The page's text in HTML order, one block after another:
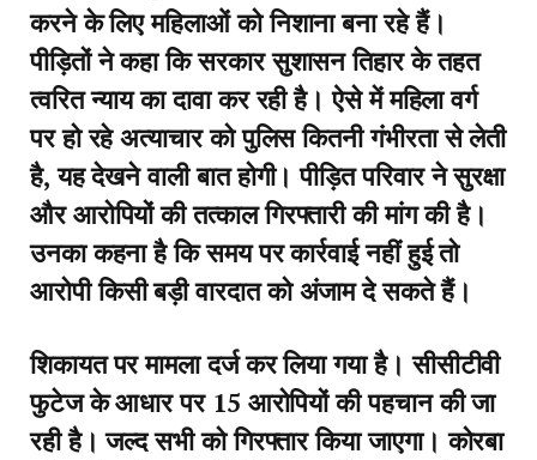
करने के लिए महिलाओं को निशाना बना रहे हैं।
पीड़ितों ने कहा कि सरकार सुशासन तिहार के तहत
त्वरित न्याय का दावा कर रही है। ऐसे में महिला वर्ग
पर हो रहे अत्याचार को पुलिस कितनी गंभीरता से लेती
है, यह देखने वाली बात होगी। पीड़ित परिवार ने सुरक्षा
और आरोपियों की तत्काल गिरफ्तारी की मांग की है।
उनका कहना है कि समय पर कार्रवाई नहीं हुई तो
आरोपी किसी बड़ी वारदात को अंजाम दे सकते हैं।
शिकायत पर मामला दर्ज कर लिया गया है। सीसीटीवी
फुटेज के आधार पर 15 आरोपियों की पहचान की जा
रही है। जल्द सभी को गिरफ्तार किया जाएगा। कोरबा